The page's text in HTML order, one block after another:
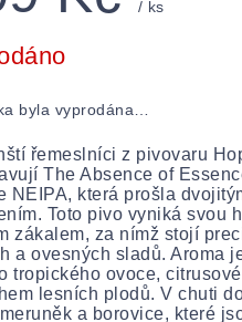
/ ks
byla vyprodána…
řemeslníci z pivovaru
The Absence of
NEIPA, která prošla
Toto pivo vyniká svou
zákalem, za nímž stojí
a ovesných sladů. Aroma
tropického ovoce,
lesních plodů. V chuti
a borovice, které